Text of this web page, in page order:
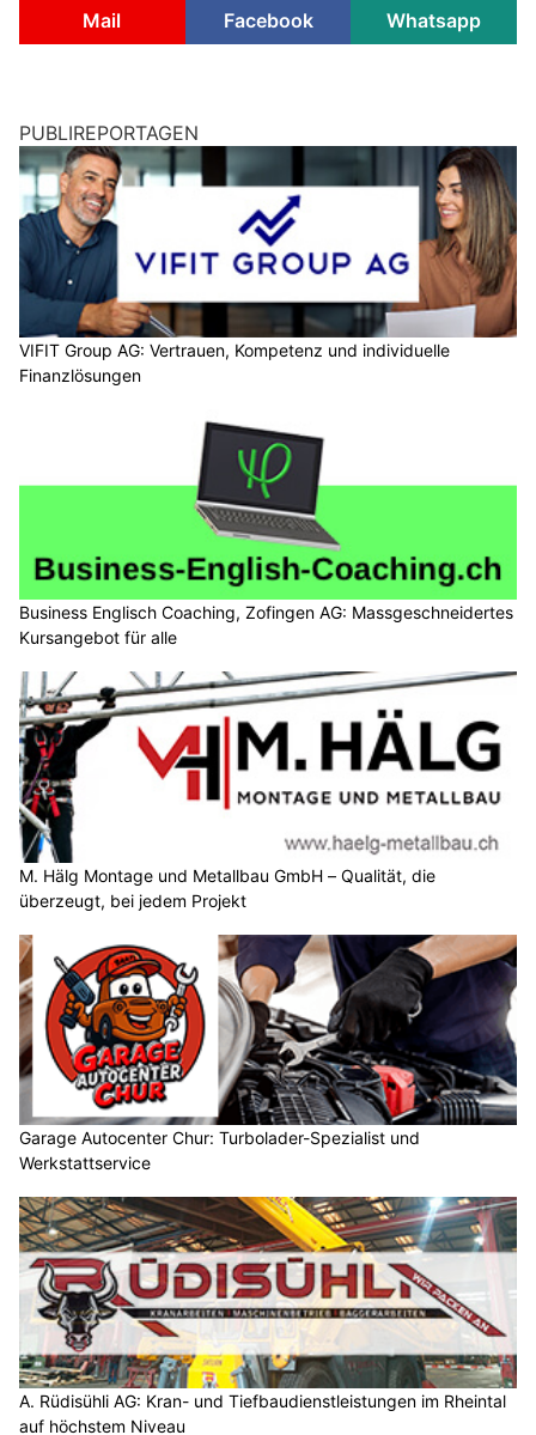
Mail
Facebook Whatsapp
PUBLIREPORTAGEN
VIFIT Group AG: Vertrauen, Kompetenz und individuelle
Finanzlösungen
Business Englisch Coaching, Zofingen AG: Massgeschneidertes
Kursangebot für alle
M. Hälg Montage und Metallbau GmbH – Qualität, die
überzeugt, bei jedem Projekt
Garage Autocenter Chur: Turbolader-Spezialist und
Werkstattservice
A. Rüdisühli AG: Kran- und Tiefbaudienstleistungen im Rheintal
auf höchstem Niveau